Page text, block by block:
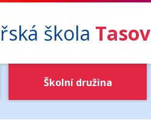
škola Tasov
Školní družina